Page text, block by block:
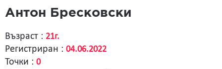
Антон Бресковски
Възраст : 21г.
Регистриран : 04.06.2022
Точки : 0